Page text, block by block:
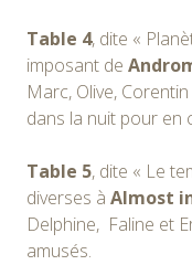
Table 4, dite «
imposant de
Marc, Olive,
dans la nuit pour en
Table 5, dite « Le
diverses à Almost
Delphine, Faline et
amusés.